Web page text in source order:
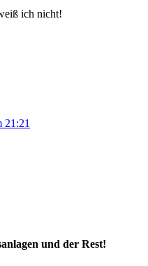
ich nicht!
21:21
und der Rest!